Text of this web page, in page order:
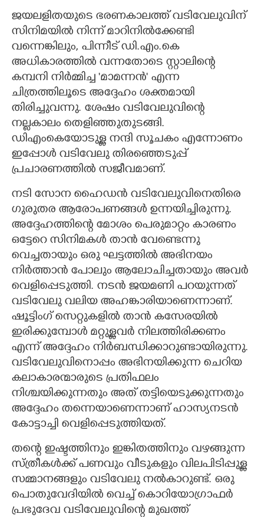
ജയലളിതയുടെ ഭരണകാലത്ത് വടിവേലുവിന്
സിനിമയിൽ നിന്ന് മാറിനിൽക്കേണ്ടി
വന്നെങ്കിലും, പിന്നീട് ഡി.എം.കെ
അധികാരത്തിൽ വന്നതോടെ സ്റ്റാലിന്റെ
കമ്പനി നിർമ്മിച്ച 'മാമന്നൻ' എന്ന
ചിത്രത്തിലൂടെ അദ്ദേഹം ശക്തമായി
തിരിച്ചുവന്നു. ശേഷം വടിവേലുവിന്റെ
നല്ലകാലം തെളിഞ്ഞുതുടങ്ങി.
ഡിഎംകെയോടുള്ള നന്ദി സൂചകം എന്നോണം
ഇപ്പോൾ വടിവേലു തിരഞ്ഞെടുപ്പ്
പ്രചാരണത്തിൽ സജീവമാണ്.
നടി സോന ഹൈഡൻ വടിവേലുവിനെതിരെ
ഗുരുതര ആരോപണങ്ങൾ ഉന്നയിച്ചിരുന്നു.
അദ്ദേഹത്തിന്റെ മോശം പെരുമാറ്റം കാരണം
ഒട്ടേറെ സിനിമകൾ താൻ വേണ്ടെന്നു
വെച്ചതായും ഒരു ഘട്ടത്തിൽ അഭിനയം
നിർത്താൻ പോലും ആലോചിച്ചതായും അവർ
വെളിപ്പെടുത്തി. നടൻ ജയമണി പറയുന്നത്
വടിവേലു വലിയ അഹങ്കാരിയാണെന്നാണ്.
ഷൂട്ടിംഗ് സെറ്റുകളിൽ താൻ കസേരയിൽ
ഇരിക്കുമ്പോൾ മറ്റുള്ളവർ നിലത്തിരിക്കണം
എന്ന് അദ്ദേഹം നിർബന്ധിക്കാറുണ്ടായിരുന്നു.
വടിവേലുവിനൊപ്പം അഭിനയിക്കുന്ന ചെറിയ
കലാകാരന്മാരുടെ പ്രതിഫലം
നിശ്ചയിക്കുന്നതും അത് തട്ടിയെടുക്കുന്നതും
അദ്ദേഹം തന്നെയാണെന്നാണ് ഹാസ്യനടൻ
കോട്ടാച്ചി വെളിപ്പെടുത്തിയത്.
തന്റെ ഇഷ്ടത്തിനും ഇങ്കിതത്തിനും വഴങ്ങുന്ന
സ്ത്രീകൾക്ക് പണവും വീടുകളും വിലപിടിപ്പുള്ള
സമ്മാനങ്ങളും വടിവേലു നൽകാറുണ്ട്. ഒരു
പൊതുവേദിയിൽ വെച്ച് കൊറിയോഗ്രാഫർ
പ്രഭുദേവ വടിവേലുവിന്റെ മുഖത്ത്